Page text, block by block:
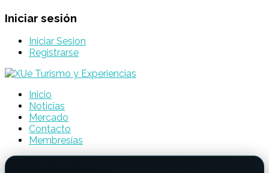
Iniciar sesión
Iniciar Sesion
Registrarse
Inicio
Noticias
Mercado
Contacto
Membresías